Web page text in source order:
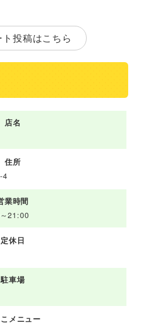
投稿はこちら
店名
住所
4
業時間
21:00
定休日
駐車場
メニュー